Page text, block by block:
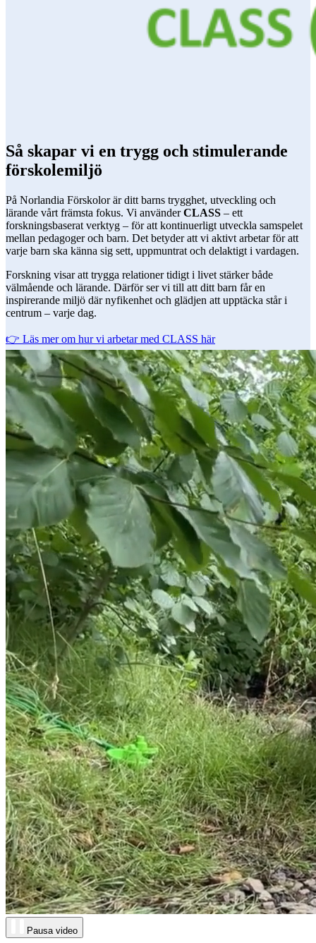
Så skapar vi en trygg och stimulerande
förskolemiljö
På Norlandia Förskolor är ditt barns trygghet, utveckling och
lärande vårt främsta fokus. Vi använderCLASS – ett
forskningsbaserat verktyg – för att kontinuerligt utveckla samspelet
mellan pedagoger och barn. Det betyder att vi aktivt arbetar för att
varje barn ska känna sig sett, uppmuntrat och delaktigt i vardagen.
Forskning visar att trygga relationer tidigt i livet stärker både
välmående och lärande. Därför ser vi till att ditt barn får en
inspirerande miljö där nyfikenhet och glädjen att upptäcka står i
centrum – varje dag.
👉 Läs mer om hur vi arbetar med CLASS här
Pausa video